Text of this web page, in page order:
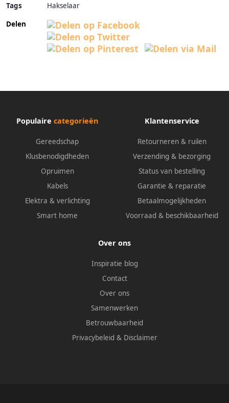
Tags
Hakselaar
Delen
Populaire categorieën
Gereedschap
Klusbenodigdheden
Opruimen
Kabels
Elektra & verlichting
Smart home
Klantenservice
Retourneren & ruilen
Verzending & bezorging
Status van bestelling
Garantie & reparatie
Betaalmogelijkheden
Voorraad & beschikbaarheid
Over ons
Inspiratie blog
Contact
Over ons
Samenwerken
Betrouwbaarheid
Privacybeleid & Disclaimer